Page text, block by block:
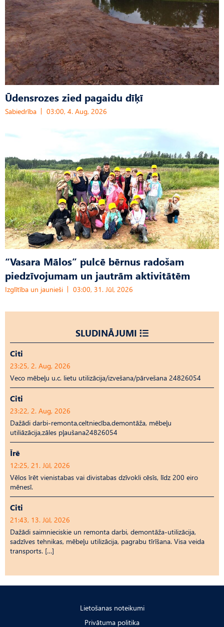
Ūdensrozes zied pagaidu dīķī
Sabiedrība 03:00, 4. Aug, 2026
“Vasara Mālos” pulcē bērnus radošam
piedzīvojumam un jautrām aktivitātēm
Izglītība un jaunieši 03:00, 31. Jūl, 2026
SLUDINĀJUMI
Citi
23:25, 2. Aug, 2026
Veco mēbeļu u.c. lietu utilizācija/izvešana/pārvešana 24826054
Citi
23:22, 2. Aug, 2026
Dažādi darbi-remonta,celtniecība,demontāža, mēbeļu
utiliāzācija,zāles pļaušana24826054
Īrē
12:25, 21. Jūl, 2026
Vēlos īrēt vienistabas vai divistabas dzīvokli cēsīs, līdz 200 eiro
mēnesī.
Citi
21:43, 13. Jūl, 2026
Dažādi saimnieciskie un remonta darbi, demontāža-utilizācija,
sadzīves tehnikas, mēbeļu utilizācija, pagrabu tīrīšana. Visa veida
transports. […]
Lietošanas noteikumi
Privātuma politika